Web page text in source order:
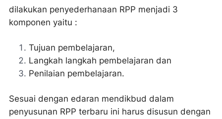
dilakukan penyederhanaan RPP menjadi 3
komponen yaitu :
Tujuan pembelajaran,
Langkah langkah pembelajaran dan
Penilaian pembelajaran.
Sesuai dengan edaran mendikbud dalam
penyusunan RPP terbaru ini harus disusun dengan